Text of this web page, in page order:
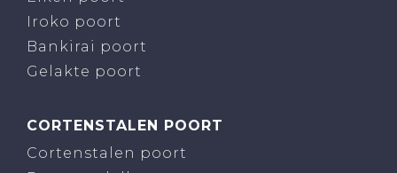
Iroko poort
Bankirai poort
Gelakte poort
CORTENSTALEN POORT
Cortenstalen poort